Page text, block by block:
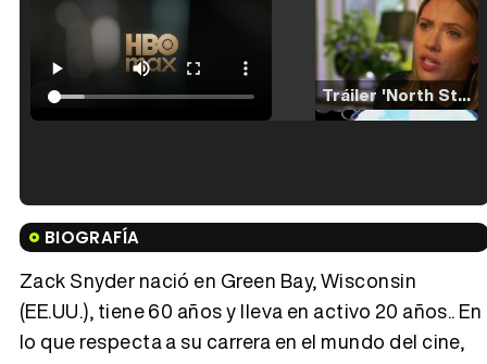
Tráiler 'North Star' (2023)
Tráiler en español de 'La isla olvidada'
Tráiler 'Vida perra' (2026)
BIOGRAFÍA
Zack Snyder nació en Green Bay, Wisconsin
(EE.UU.), tiene 60 años y lleva en activo 20 años.. En
lo que respecta a su carrera en el mundo del cine,